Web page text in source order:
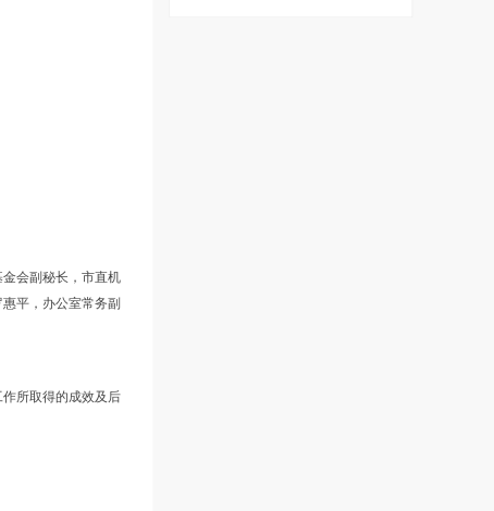
会副秘长，市直机
平，办公室常务副
所取得的成效及后